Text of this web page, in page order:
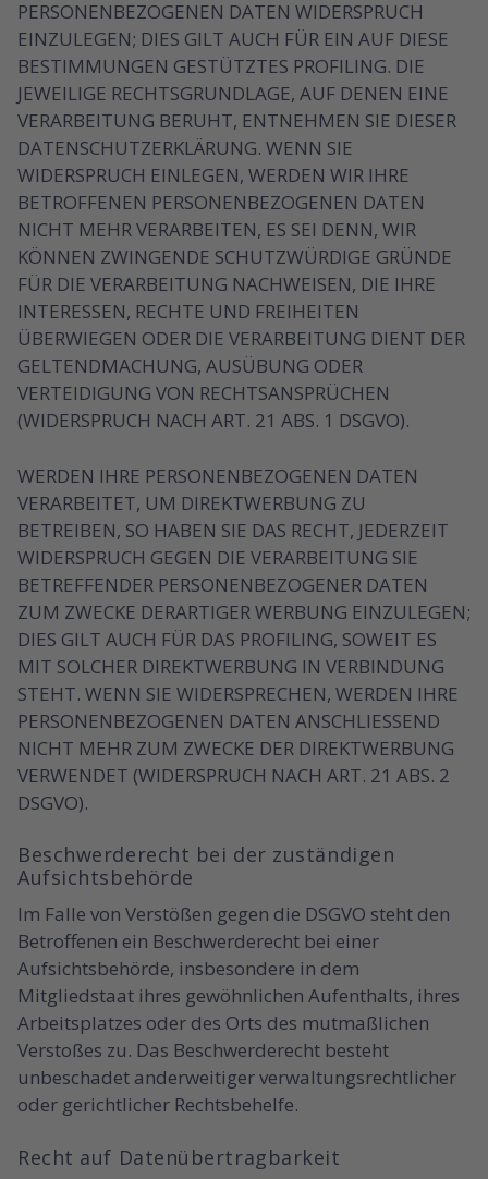
PERSONENBEZOGENEN DATEN WIDERSPRUCH
EINZULEGEN; DIES GILT AUCH FÜR EIN AUF DIESE
BESTIMMUNGEN GESTÜTZTES PROFILING. DIE
JEWEILIGE RECHTSGRUNDLAGE, AUF DENEN EINE
VERARBEITUNG BERUHT, ENTNEHMEN SIE DIESER
DATENSCHUTZERKLÄRUNG. WENN SIE
WIDERSPRUCH EINLEGEN, WERDEN WIR IHRE
BETROFFENEN PERSONENBEZOGENEN DATEN
NICHT MEHR VERARBEITEN, ES SEI DENN, WIR
KÖNNEN ZWINGENDE SCHUTZWÜRDIGE GRÜNDE
FÜR DIE VERARBEITUNG NACHWEISEN, DIE IHRE
INTERESSEN, RECHTE UND FREIHEITEN
ÜBERWIEGEN ODER DIE VERARBEITUNG DIENT DER
GELTENDMACHUNG, AUSÜBUNG ODER
VERTEIDIGUNG VON RECHTSANSPRÜCHEN
(WIDERSPRUCH NACH ART. 21 ABS. 1 DSGVO).
WERDEN IHRE PERSONENBEZOGENEN DATEN
VERARBEITET, UM DIREKTWERBUNG ZU
BETREIBEN, SO HABEN SIE DAS RECHT, JEDERZEIT
WIDERSPRUCH GEGEN DIE VERARBEITUNG SIE
BETREFFENDER PERSONENBEZOGENER DATEN
ZUM ZWECKE DERARTIGER WERBUNG EINZULEGEN;
DIES GILT AUCH FÜR DAS PROFILING, SOWEIT ES
MIT SOLCHER DIREKTWERBUNG IN VERBINDUNG
STEHT. WENN SIE WIDERSPRECHEN, WERDEN IHRE
PERSONENBEZOGENEN DATEN ANSCHLIESSEND
NICHT MEHR ZUM ZWECKE DER DIREKTWERBUNG
VERWENDET (WIDERSPRUCH NACH ART. 21 ABS. 2
DSGVO).
Beschwerde­recht bei der zuständigen
Aufsichts­behörde
Im Falle von Verstößen gegen die DSGVO steht den
Betroffenen ein Beschwerderecht bei einer
Aufsichtsbehörde, insbesondere in dem
Mitgliedstaat ihres gewöhnlichen Aufenthalts, ihres
Arbeitsplatzes oder des Orts des mutmaßlichen
Verstoßes zu. Das Beschwerderecht besteht
unbeschadet anderweitiger verwaltungsrechtlicher
oder gerichtlicher Rechtsbehelfe.
Recht auf Daten­übertrag­barkeit